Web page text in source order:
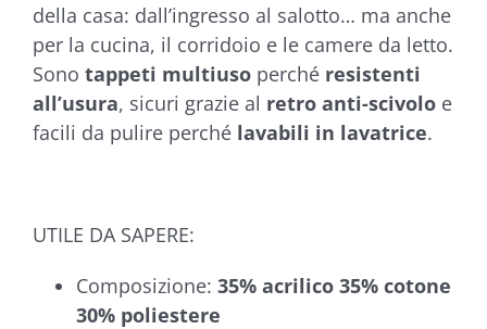
della casa: dall’ingresso al salotto… ma anche
per la cucina, il corridoio e le camere da letto.
Sono tappeti multiuso perché resistenti
all’usura, sicuri grazie al retro anti-scivolo e
facili da pulire perché lavabili in lavatrice.
UTILE DA SAPERE:
Composizione: 35% acrilico 35% cotone
30% poliestere